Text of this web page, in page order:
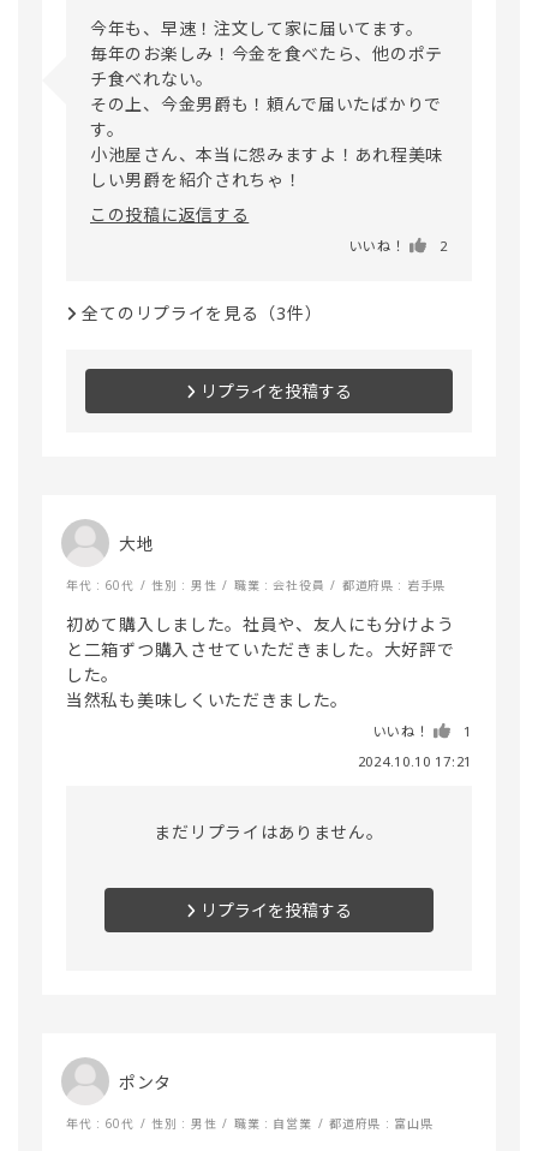
今年も、早速！注文して家に届いてます。
毎年のお楽しみ！今金を食べたら、他のポテ
チ食べれない。
その上、今金男爵も！頼んで届いたばかりで
す。
小池屋さん、本当に怨みますよ！あれ程美味
この投稿に返信する
いいね！ 2
全てのリプライを見る（3件）
リプライを投稿する
大地
年代 : 60代 性別 : 男性 職業 : 会社役員 都道府県 : 岩手県
初めて購入しました。社員や、友人にも分けよう
と二箱ずつ購入させていただきました。大好評で
した。
いいね！
1
2024.10.10 17:21
まだリプライはありません。
リプライを投稿する
ポンタ
年代 : 60代 性別 : 男性 職業 : 自営業 都道府県 : 富山県